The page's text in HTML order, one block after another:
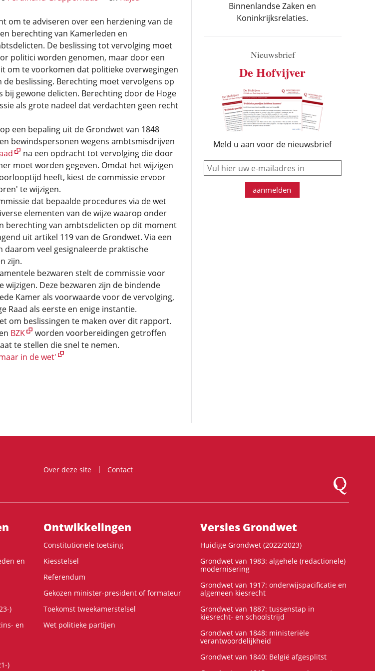
om te adviseren over een herziening van de
berechting van Kamerleden en
De beslissing tot vervolging moet
politici worden genomen, maar door een
om te voorkomen dat politieke overwegingen
beslissing. Berechting moet vervolgens op
bij gewone delicten. Berechting door de Hoge
als grote nadeel dat verdachten geen recht
een bepaling uit de Grondwet van 1848
bewindspersonen wegens ambtsmisdrijven
na een opdracht tot vervolging die door
moet worden gegeven. Omdat het wijzigen
heeft, kiest de commissie ervoor
te wijzigen.
dat bepaalde procedures via de wet
elementen van de wijze waarop onder
berechting van ambtsdelicten op dit moment
uit artikel 119 van de Grondwet. Via een
daarom veel gesignaleerde praktische
zijn.
bezwaren stelt de commissie voor
wijzigen. Deze bezwaren zijn de bindende
Kamer als voorwaarde voor de vervolging,
Raad als eerste en enige instantie.
om beslissingen te maken over dit rapport.
en BZK
worden voorbereidingen getroffen
te stellen die snel te nemen.
in de wet'
Binnenlandse Zaken en
Koninkrijksrelaties.
Nieuwsbrief
De Hofvijver
Meld u aan voor de nieuwsbrief
e-mail
aanmelden
Over deze site
Contact
Logo
en
)
en
)
Ontwikke­lingen
Constitutionele toetsing
Kiesstelsel
Referendum
Gekozen minister-president of formateur
Toekomst tweekamerstelsel
Wet politieke partijen
Versies Grondwet
Huidige Grondwet (2022/2023)
Grondwet van 1983: algehele (redactionele)
modernisering
Grondwet van 1917: onderwijspacificatie en
algemeen kiesrecht
Grondwet van 1887: tussenstap in
kiesrecht- en schoolstrijd
Grondwet van 1848: ministeriële
verantwoordelijkheid
Grondwet van 1840: België afgesplitst